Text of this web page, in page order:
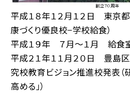
平成１８年１２月１２日 東京
康づくり優良校−学校給食）
平成１９年 ７月〜１月 給食
平成２１年１１月２０日 豊島
究校教育ビジョン推進校発表（
高める」）